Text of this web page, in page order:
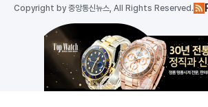
Copyright by 중앙통신뉴스, All Rights Reserved.